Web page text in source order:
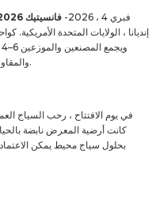
فبري 4 ، 2026- فانسيتيك 2026
إنديانا ، الولايات المتحدة
والمقاولين ومحترفي المشاريع من جميع أنحاء العالم.
كانت أرضية المعرض نابضة
بحلول سياج محيط يمكن الاعتماد